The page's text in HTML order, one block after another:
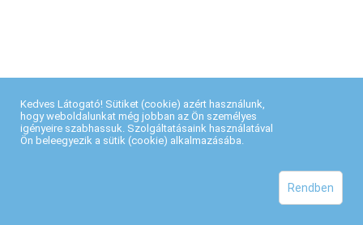
Kedves Látogató! Sütiket (cookie) azért használunk,
hogy weboldalunkat még jobban az Ön személyes
igényeire szabhassuk. Szolgáltatásaink használatával
Ön beleegyezik a sütik (cookie) alkalmazásába.
Rendben